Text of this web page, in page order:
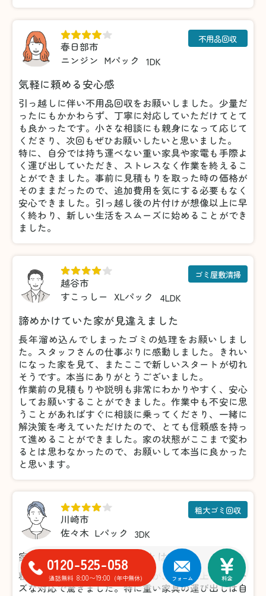
春日部市
ニンジン Mパック 1DK
不用品回収
気軽に頼める安心感
引っ越しに伴い不用品回収をお願いしました。少量だ
ったにもかかわらず、丁寧に対応していただけてとて
も良かったです。小さな相談にも親身になって応じて
くださり、次回もぜひお願いしたいと思いました。
特に、自分では持ち運べない重い家具や家電も手際よ
く運び出していただき、ストレスなく作業を終えるこ
とができました。事前に見積もりを取った時の価格が
そのままだったので、追加費用を気にする必要もなく
安心できました。引っ越し後の片付けが想像以上に早
く終わり、新しい生活をスムーズに始めることができ
ました。
越谷市
すこっしー
XLパック 4LDK
ゴミ屋敷清掃
諦めかけていた家が見違えました
長年溜め込んでしまったゴミの処理をお願いしまし
た。スタッフさんの仕事ぶりに感動しました。きれい
になった家を見て、またここで新しいスタートが切れ
そうです。本当にありがとうございました。
作業前の見積もりや説明も非常にわかりやすく、安心
してお願いすることができました。作業中も不安に思
うことがあればすぐに相談に乗ってくださり、一緒に
解決策を考えていただけたので、とても信頼感を持っ
て進めることができました。家の状態がここまで変わ
るとは思わなかったので、お願いして本当に良かった
と思います。
川崎市
佐々木 Lパック 3DK
粗大ゴミ回収
家具の処分がこんなに楽だとは！
粗大ゴミの処分で利用しましたが、想像以上にスムー
ズな対応で驚きました。特に重い家具の運び出しは自
0120-525-058
通話無料 8:00〜19:00 (年中無休) フォーム 料金